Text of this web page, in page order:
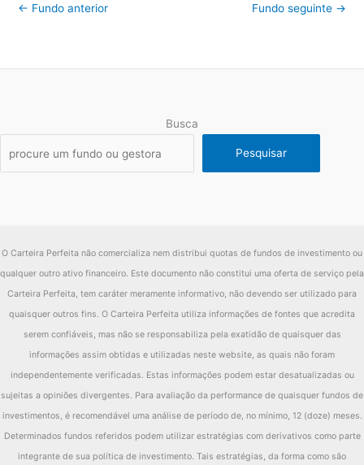
← Fundo anterior Fundo seguinte →
Busca
Pesquisar
O Carteira Perfeita não comercializa nem distribui quotas de fundos de investimento ou
qualquer outro ativo financeiro. Este documento não constitui uma oferta de serviço pela
Carteira Perfeita, tem caráter meramente informativo, não devendo ser utilizado para
quaisquer outros fins. O Carteira Perfeita utiliza informações de fontes que acredita
serem confiáveis, mas não se responsabiliza pela exatidão de quaisquer das
informações assim obtidas e utilizadas neste website, as quais não foram
independentemente verificadas. Estas informações podem estar desatualizadas ou
sujeitas a opiniões divergentes. Para avaliação da performance de quaisquer fundos de
investimentos, é recomendável uma análise de período de, no mínimo, 12 (doze) meses.
Determinados fundos referidos podem utilizar estratégias com derivativos como parte
integrante de sua política de investimento. Tais estratégias, da forma como são